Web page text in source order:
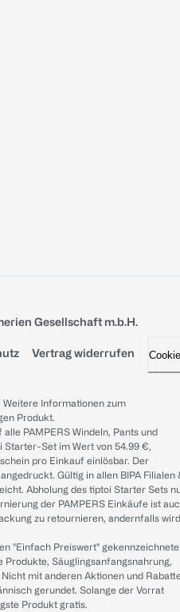
Gesellschaft m.b.H.
Vertrag widerrufen
Informationen zum
Produkt.
PAMPERS Windeln, Pants und
Starter-Set im Wert von 54.99 €,
pro Einkauf einlösbar. Der
Gültig in allen BIPA Filialen
Abholung des tiptoi Starter Sets
der PAMPERS Einkäufe ist
zu retournieren, andernfalls wird
"Einfach Preiswert" gekennzeichnete
Produkte, Säuglingsanfangsnahrung,
mit anderen Aktionen und
gerundet. Solange der Vorrat
Produkt gratis.